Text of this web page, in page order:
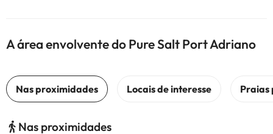
A área envolvente do Pure Salt Port Adriano
Nas proximidades